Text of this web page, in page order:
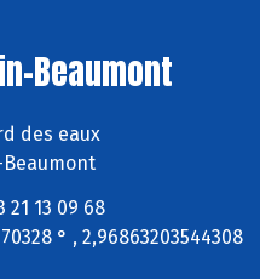
Beaumont
des eaux
21 13 09 68
° , 2,96863203544308